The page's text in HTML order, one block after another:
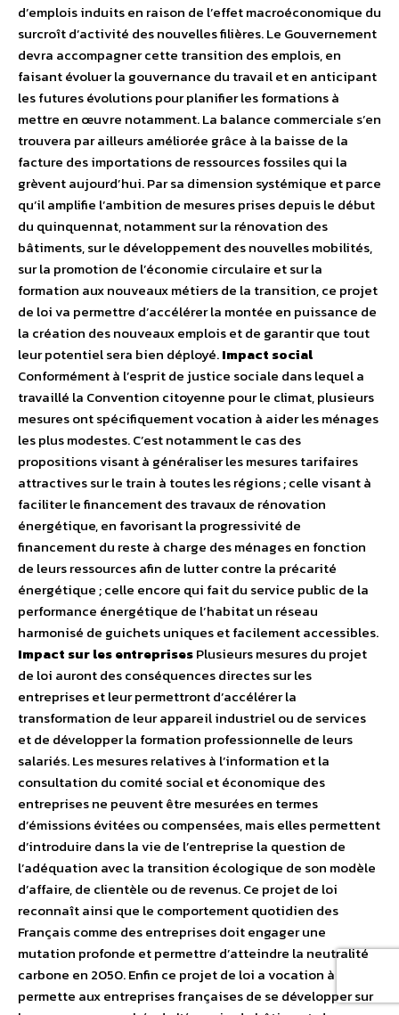
d’emplois induits en raison de l’effet macroéconomique du
surcroît d’activité des nouvelles filières. Le Gouvernement
devra accompagner cette transition des emplois, en
faisant évoluer la gouvernance du travail et en anticipant
les futures évolutions pour planifier les formations à
mettre en œuvre notamment. La balance commerciale s’en
trouvera par ailleurs améliorée grâce à la baisse de la
facture des importations de ressources fossiles qui la
grèvent aujourd’hui. Par sa dimension systémique et parce
qu’il amplifie l’ambition de mesures prises depuis le début
du quinquennat, notamment sur la rénovation des
bâtiments, sur le développement des nouvelles mobilités,
sur la promotion de l’économie circulaire et sur la
formation aux nouveaux métiers de la transition, ce projet
de loi va permettre d’accélérer la montée en puissance de
la création des nouveaux emplois et de garantir que tout
leur potentiel sera bien déployé.Impact social
Conformément à l’esprit de justice sociale dans lequel a
travaillé la Convention citoyenne pour le climat, plusieurs
mesures ont spécifiquement vocation à aider les ménages
les plus modestes. C’est notamment le cas des
propositions visant à généraliser les mesures tarifaires
attractives sur le train à toutes les régions ; celle visant à
faciliter le financement des travaux de rénovation
énergétique, en favorisant la progressivité de
financement du reste à charge des ménages en fonction
de leurs ressources afin de lutter contre la précarité
énergétique ; celle encore qui fait du service public de la
performance énergétique de l’habitat un réseau
harmonisé de guichets uniques et facilement accessibles.
Impact sur les entreprisesPlusieurs mesures du projet
de loi auront des conséquences directes sur les
entreprises et leur permettront d’accélérer la
transformation de leur appareil industriel ou de services
et de développer la formation professionnelle de leurs
salariés. Les mesures relatives à l’information et la
consultation du comité social et économique des
entreprises ne peuvent être mesurées en termes
d’émissions évitées ou compensées, mais elles permettent
d’introduire dans la vie de l’entreprise la question de
l’adéquation avec la transition écologique de son modèle
d’affaire, de clientèle ou de revenus. Ce projet de loi
reconnaît ainsi que le comportement quotidien des
Français comme des entreprises doit engager une
mutation profonde et permettre d’atteindre la neutralité
carbone en 2050. Enfin ce projet de loi a vocation à
permette aux entreprises françaises de se développer sur